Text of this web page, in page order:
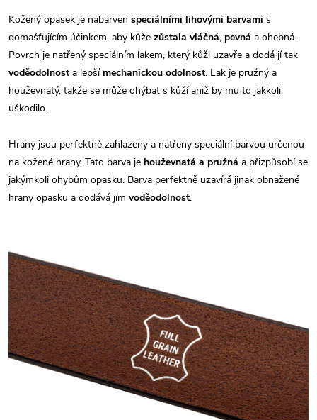
Kožený opasek je nabarven speciálními lihovými barvami s
domašťujícím účinkem, aby kůže zůstala vláčná, pevná a ohebná.
Povrch je natřený speciálním lakem, který kůži uzavře a dodá jí tak
voděodolnost a lepšímechanickou odolnost. Lak je pružný a
houževnatý, takže se může ohýbat s kůží aniž by mu to jakkoli
uškodilo.
Hrany jsou perfektně zahlazeny a natřeny speciální barvou určenou
na kožené hrany. Tato barva je houževnatá a pružná a přizpůsobí se
jakýmkoli ohybům opasku. Barva perfektně uzavírá jinak obnažené
hrany opasku a dodává jim voděodolnost.